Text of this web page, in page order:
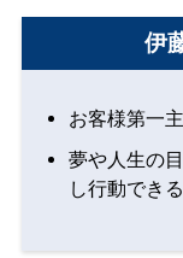
伊
お客様第一
夢や人生の
し行動でき